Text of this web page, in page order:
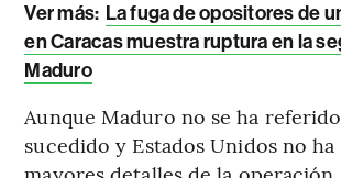
Ver más: La fuga de opositores de
en Caracas muestra ruptura en la
Maduro
Aunque Maduro no se ha
sucedido y Estados Unidos no